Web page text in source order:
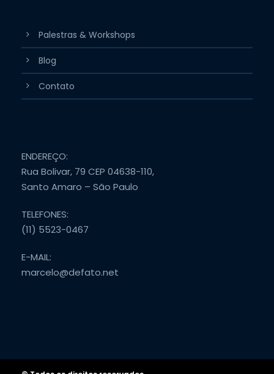
Palestras & Workshops
Blog
Contato
ENDEREÇO:
Rua Bolivar, 79 CEP 04638-110,
Santo Amaro – São Paulo
TELEFONES:
(11) 5523-0467
E-MAIL:
marcelo@defato.net